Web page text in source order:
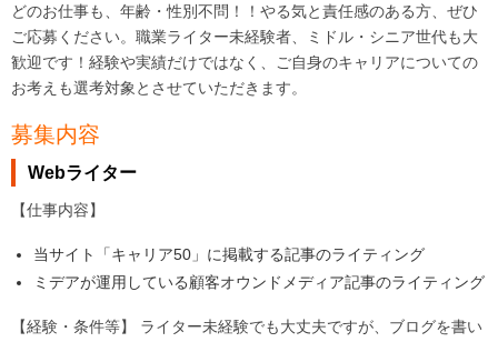
どのお仕事も、年齢・性別不問！！やる気と責任感のある方、ぜひ
ご応募ください。職業ライター未経験者、ミドル・シニア世代も大
歓迎です！経験や実績だけではなく、ご自身のキャリアについての
お考えも選考対象とさせていただきます。
募集内容
Webライター
【仕事内容】
当サイト「キャリア50」に掲載する記事のライティング
ミデアが運用している顧客オウンドメディア記事のライティング
【経験・条件等】 ライター未経験でも大丈夫ですが、ブログを書い